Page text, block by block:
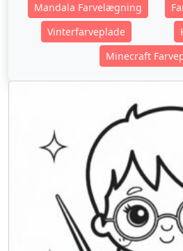
Mandala Farvelægning
Vinterfarveplade
Minecraft